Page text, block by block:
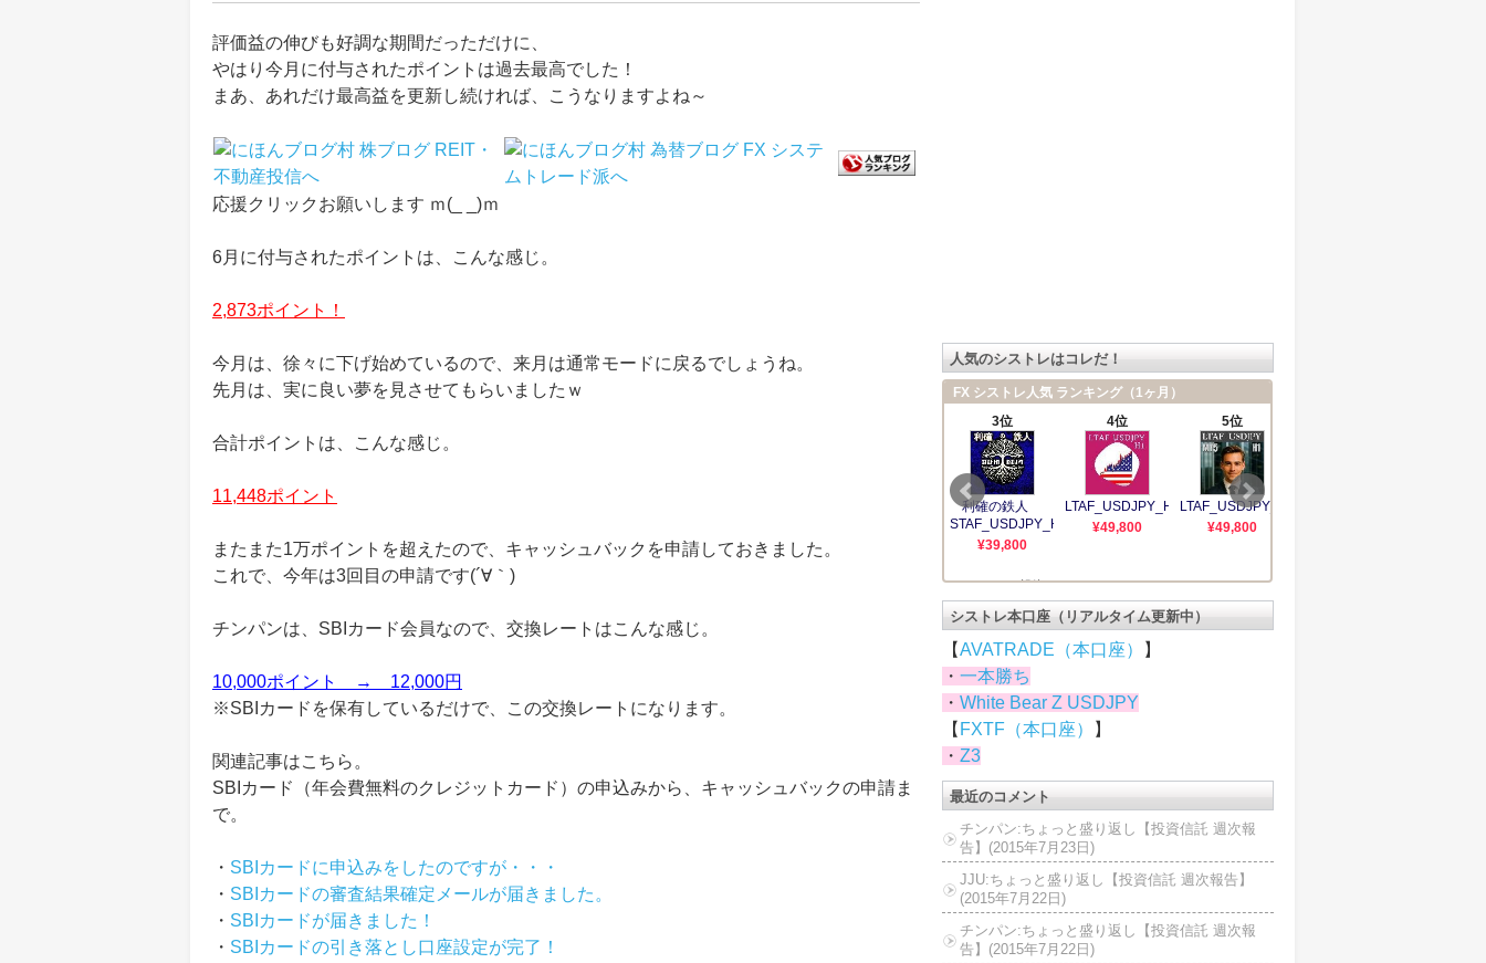
評価益の伸びも好調な期間だっただけに、
やはり今月に付与されたポイントは過去最高でした！
まあ、あれだけ最高益を更新し続ければ、こうなりますよね～
応援クリックお願いします ｍ(_ _)ｍ
6月に付与されたポイントは、こんな感じ。
2,873ポイント！
今月は、徐々に下げ始めているので、来月は通常モードに戻るでしょうね。
先月は、実に良い夢を見させてもらいましたｗ
合計ポイントは、こんな感じ。
11,448ポイント
またまた1万ポイントを超えたので、キャッシュバックを申請しておきました。
これで、今年は3回目の申請です(´∀｀)
チンパンは、SBIカード会員なので、交換レートはこんな感じ。
10,000ポイント → 12,000円
※SBIカードを保有しているだけで、この交換レートになります。
関連記事はこちら。
SBIカード（年会費無料のクレジットカード）の申込みから、キャッシュバックの申請ま
で。
・ SBIカードに申込みをしたのですが・・・
・ SBIカードの審査結果確定メールが届きました。
・ SBIカードが届きました！
・ SBIカードの引き落とし口座設定が完了！
人気のシストレはコレだ！
シストレ本口座（リアルタイム更新中）
【AVATRADE（本口座）
】
・ 一本勝ち
・ White Bear Z USDJPY
【 FXTF（本口座）
】
・ Z3
最近のコメント
チンパン:ちょっと盛り返し【投資信託 週次報
告】(2015年7月23日)
JJU:ちょっと盛り返し【投資信託 週次報告】
(2015年7月22日)
チンパン:ちょっと盛り返し【投資信託 週次報
告】(2015年7月22日)